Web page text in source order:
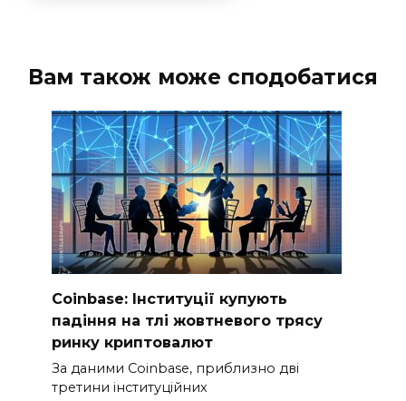
Вам також може сподобатися
Coinbase: Інституції купують
падіння на тлі жовтневого трясу
ринку криптовалют
За даними Coinbase, приблизно дві
третини інституційних